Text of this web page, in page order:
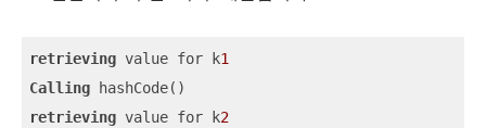
retrieving value for k1
Calling
retrieving value for k2